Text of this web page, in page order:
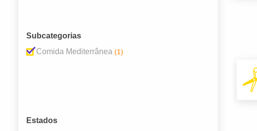
Subcategorias
Comida Mediterrânea (1)
Estados